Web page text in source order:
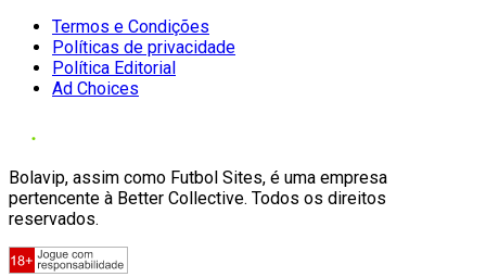
Termos e Condições
Políticas de privacidade
Política Editorial
Ad Choices
Bolavip, assim como Futbol Sites, é uma empresa
pertencente à Better Collective. Todos os direitos
reservados.